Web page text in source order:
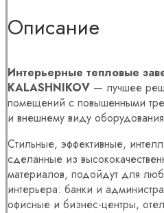
Описание
Интерьерные тепловые
KALASHNIKOV — лучшее
помещений с повышенными
и внешнему виду
Стильные, эффективные,
сделанные из
материалов, подойдут для
интерьера: банки и
офисные и бизнес-центры,